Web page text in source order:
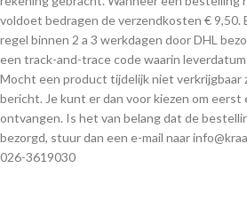
voldoet bedragen de verzendkosten €
regel binnen 2 a 3 werkdagen door DHL
een track-and-trace code waarin
Mocht een product tijdelijk niet verkrijgbaar
bericht. Je kunt er dan voor kiezen om
ontvangen. Is het van belang dat de
bezorgd, stuur dan een e-mail naar
026-3619030